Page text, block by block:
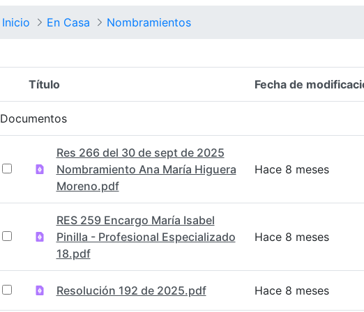
Inicio En Casa Nombramientos
Selección del elemento
Título
Fecha de
Documentos
Res 266 del 30 de sept de 2025
Nombramiento Ana María Higuera
Moreno.pdf
Hace 8 meses
RES 259 Encargo María Isabel
Pinilla - Profesional Especializado
18.pdf
Hace 8 meses
Resolución 192 de 2025.pdf Hace 8 meses